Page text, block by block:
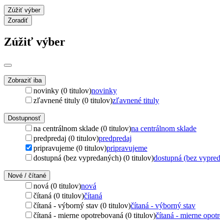
Zúžiť výber
Zoradiť
Zúžiť výber
Zobraziť iba
novinky (0 titulov)novinky
zľavnené tituly (0 titulov)zľavnené tituly
Dostupnosť
na centrálnom sklade (0 titulov)na centrálnom sklade
predpredaj (0 titulov)predpredaj
pripravujeme (0 titulov)pripravujeme
dostupná (bez vypredaných) (0 titulov)dostupná (bez
Nové / čítané
nová (0 titulov)nová
čítaná (0 titulov)čítaná
čítaná - výborný stav (0 titulov)čítaná - výborný stav
čítaná - mierne opotrebovaná (0 titulov)čítaná - mierne